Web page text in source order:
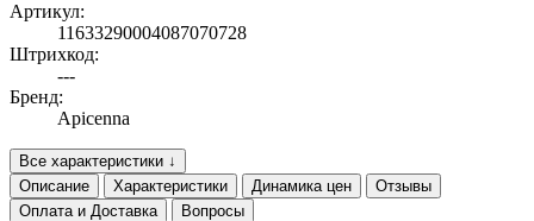
Артикул:
11633290004087070728
Штрихкод:
---
Бренд:
Apicenna
Все характеристики ↓
Описание
Характеристики Динамика цен
Отзывы
Оплата и Доставка
Вопросы